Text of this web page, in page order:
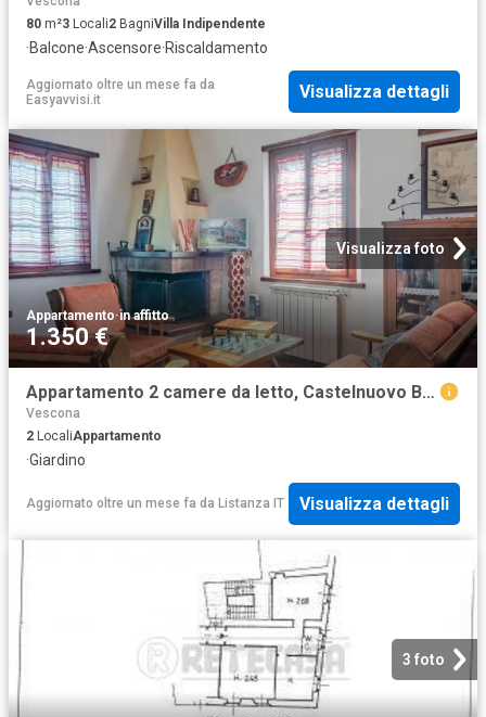
80 m²3 Locali2 BagniVilla Indipendente
·Balcone·Ascensore·Riscaldamento
Aggiornato oltre un mese fa da
Easyavvisi.it
Visualizza dettagli
Visualizza foto
Appartamento·in affitto
1.350 €
Appartamento 2 camere da letto, Castelnuovo Berardenga Castelnuovo Berardenga 53019 DS98789065
Vescona
2 LocaliAppartamento
·Giardino
Aggiornato oltre un mese fa da Listanza IT Visualizza dettagli
3 foto